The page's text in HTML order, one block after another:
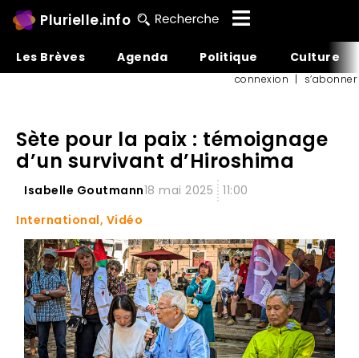
Plurielle.info
Les Brèves Agenda Politique Culture
connexion | s’abonner
Sète pour la paix : témoignage
d’un survivant d’Hiroshima
Isabelle Goutmann18 mai 2025
11:00
International, Vidéo